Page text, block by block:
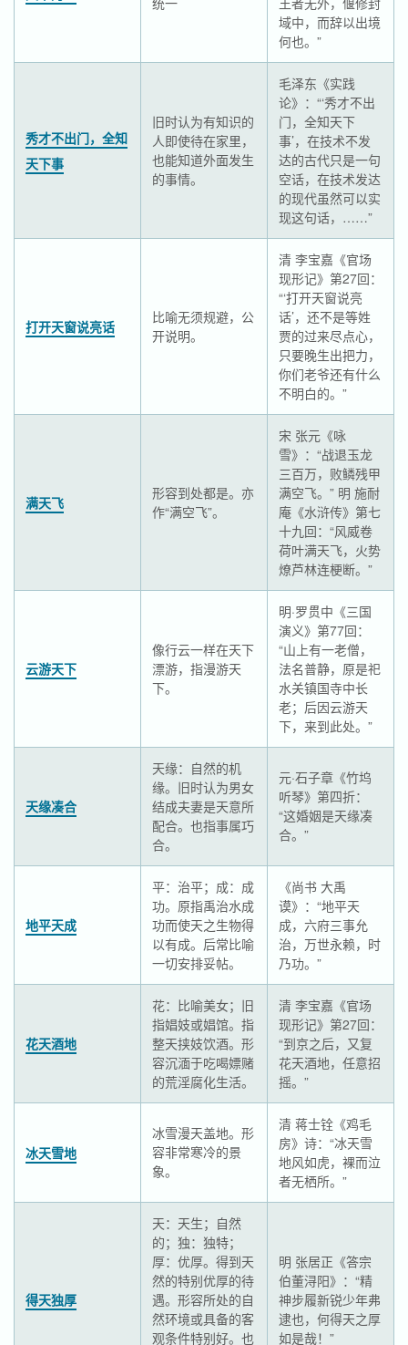
域中，而辞以出境
何也。”
秀才不出门，全知
天下事
旧时认为有知识的
人即使待在家里，
也能知道外面发生
的事情。
毛泽东《实践
论》：“‘秀才不出
门，全知天下
事’，在技术不发
达的古代只是一句
空话，在技术发达
的现代虽然可以实
现这句话，……”
打开天窗说亮话
比喻无须规避，公
开说明。
清 李宝嘉《官场
现形记》第27回：
“‘打开天窗说亮
话’，还不是等姓
贾的过来尽点心，
只要晚生出把力，
你们老爷还有什么
不明白的。”
满天飞
形容到处都是。亦
作“满空飞”。
宋 张元《咏
雪》：“战退玉龙
三百万，败鳞残甲
满空飞。” 明 施耐
庵《水浒传》第七
十九回：“风威卷
荷叶满天飞，火势
燎芦林连梗断。”
云游天下
像行云一样在天下
漂游，指漫游天
下。
明·罗贯中《三国
演义》第77回：
“山上有一老僧，
法名普静，原是祀
水关镇国寺中长
老；后因云游天
下，来到此处。”
天缘凑合
天缘：自然的机
缘。旧时认为男女
结成夫妻是天意所
配合。也指事属巧
合。
元·石子章《竹坞
听琴》第四折：
“这婚姻是天缘凑
合。”
地平天成
平：治平；成：成
功。原指禹治水成
功而使天之生物得
以有成。后常比喻
一切安排妥帖。
《尚书 大禹
谟》：“地平天
成，六府三事允
治，万世永赖，时
乃功。”
花天酒地
花：比喻美女；旧
指娼妓或娼馆。指
整天挟妓饮酒。形
容沉湎于吃喝嫖赌
的荒淫腐化生活。
清 李宝嘉《官场
现形记》第27回：
“到京之后，又复
花天酒地，任意招
摇。”
冰天雪地
冰雪漫天盖地。形
容非常寒冷的景
象。
清 蒋士铨《鸡毛
房》诗：“冰天雪
地风如虎，裸而泣
者无栖所。”
得天独厚
天：天生；自然
的；独：独特；
厚：优厚。得到天
然的特别优厚的待
遇。形容所处的自
然环境或具备的客
观条件特别好。也
明 张居正《答宗
伯董浔阳》：“精
神步履新锐少年弗
逮也，何得天之厚
如是哉！”